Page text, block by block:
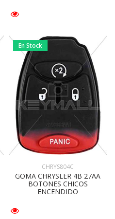
En Stock
CHRYS804C
GOMA CHRYSLER 4B 27AA
BOTONES CHICOS
ENCENDIDO